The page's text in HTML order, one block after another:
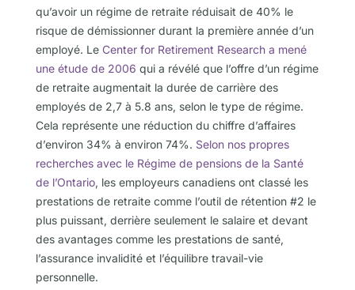
qu’avoir un régime de retraite réduisait de 40% le
risque de démissionner durant la première année d’un
employé. Le Center for Retirement Research a mené
une étude de 2006 qui a révélé que l’offre d’un régime
de retraite augmentait la durée de carrière des
employés de 2,7 à 5.8 ans, selon le type de régime.
Cela représente une réduction du chiffre d’affaires
d’environ 34% à environ 74%. Selon nos propres
recherches avec le Régime de pensions de la Santé
de l’Ontario, les employeurs canadiens ont classé les
prestations de retraite comme l’outil de rétention #2 le
plus puissant, derrière seulement le salaire et devant
des avantages comme les prestations de santé,
l’assurance invalidité et l’équilibre travail-vie
personnelle.